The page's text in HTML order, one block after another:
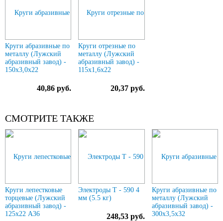
Круги абразивные по
металлу (Лужский
абразивный завод) -
150х3,0х22
40,86 руб.
Круги отрезные по
металлу (Лужский
абразивный завод) -
115х1,6х22
20,37 руб.
СМОТРИТЕ ТАКЖЕ
Круги лепестковые
торцевые (Лужский
абразивный завод) -
125х22 А36
Электроды Т - 590 4
мм (5.5 кг)
248,53 руб.
Круги абразивные по
металлу (Лужский
абразивный завод) -
300х3,5х32